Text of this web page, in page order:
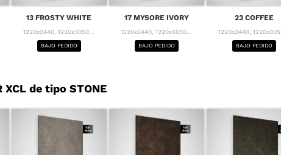
13 FROSTY WHITE
1220x2440, 1220x3050...
BAJO PEDIDO
17 MYSORE IVORY
1220x2440, 1220x3050...
BAJO PEDIDO
23 COFFEE
1220x2440,
BAJO PEDIDO
XCL de tipo STONE